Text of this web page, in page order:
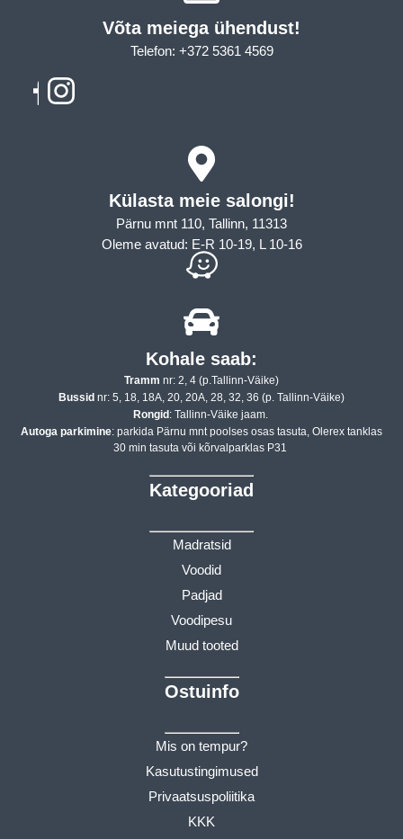
Võta meiega ühendust!​
Telefon: +372 5361 4569
Külasta meie salongi!
Pärnu mnt 110, Tallinn, 11313
Oleme avatud: E-R 10-19, L 10-16
Kohale saab:
Tramm nr: 2, 4 (p.Tallinn-Väike)
Bussid nr: 5, 18, 18A, 20, 20A, 28, 32, 36 (p. Tallinn-Väike)
Rongid : Tallinn-Väike jaam.
Autoga parkimine: parkida Pärnu mnt poolses osas tasuta, Olerex tanklas
30 min tasuta või kõrvalparklas P31
Kategooriad
Madratsid
Voodid
Padjad
Voodipesu
Muud tooted
Ostuinfo
Mis on tempur?
Kasutustingimused
Privaatsuspoliitika
KKK